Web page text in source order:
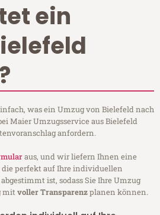
ein
was ein Umzug von Bielefeld nach
Maier Umzugsservice aus Bielefeld
anfordern.
aus, und wir liefern Ihnen eine
die perfekt auf Ihre individuellen
ist, sodass Sie Ihre Umzug
mitvoller Transparenzplanen können.